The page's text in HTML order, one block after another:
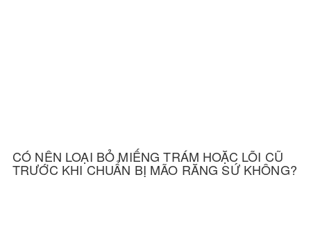
CÓ NÊN LOẠI BỎ MIẾNG TRÁM HOẶC LÕI CŨ
TRƯỚC KHI CHUẨN BỊ MÃO RĂNG SỨ KHÔNG?